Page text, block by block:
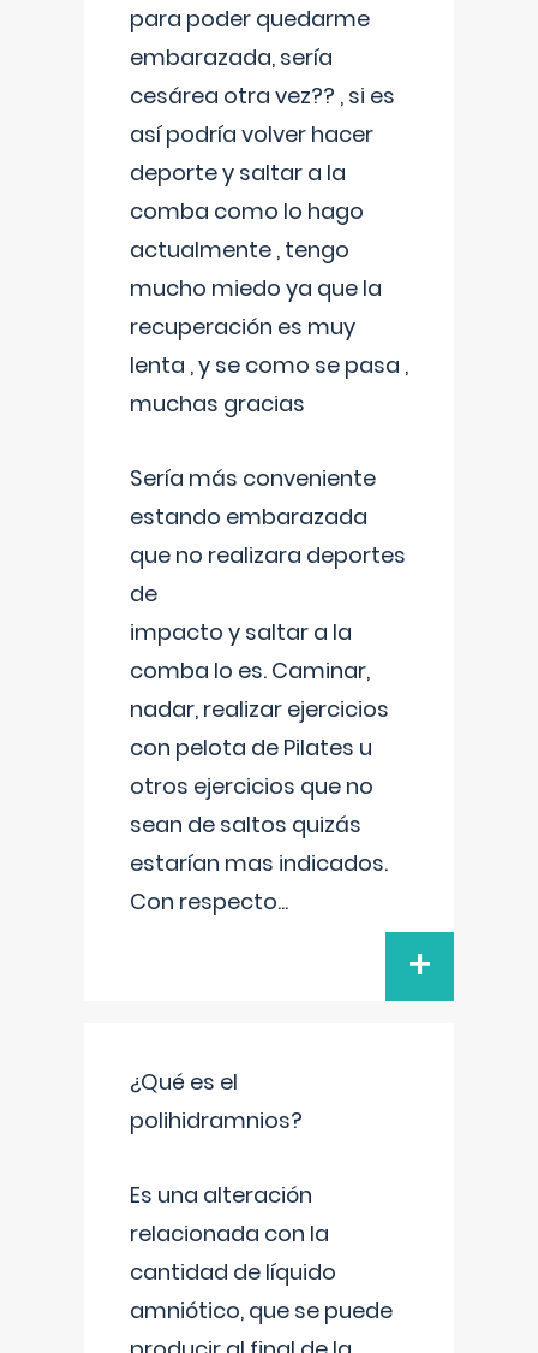
para poder quedarme
embarazada, sería
cesárea otra vez?? , si es
así podría volver hacer
deporte y saltar a la
comba como lo hago
actualmente , tengo
mucho miedo ya que la
recuperación es muy
lenta , y se como se pasa ,
muchas gracias
Sería más conveniente
estando embarazada
que no realizara deportes
de
impacto y saltar a la
comba lo es. Caminar,
nadar, realizar ejercicios
con pelota de Pilates u
otros ejercicios que no
sean de saltos quizás
estarían mas indicados.
Con respecto...
+
¿Qué es el
polihidramnios?
Es una alteración
relacionada con la
cantidad de líquido
amniótico, que se puede